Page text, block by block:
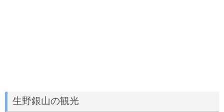
生野銀山の観光